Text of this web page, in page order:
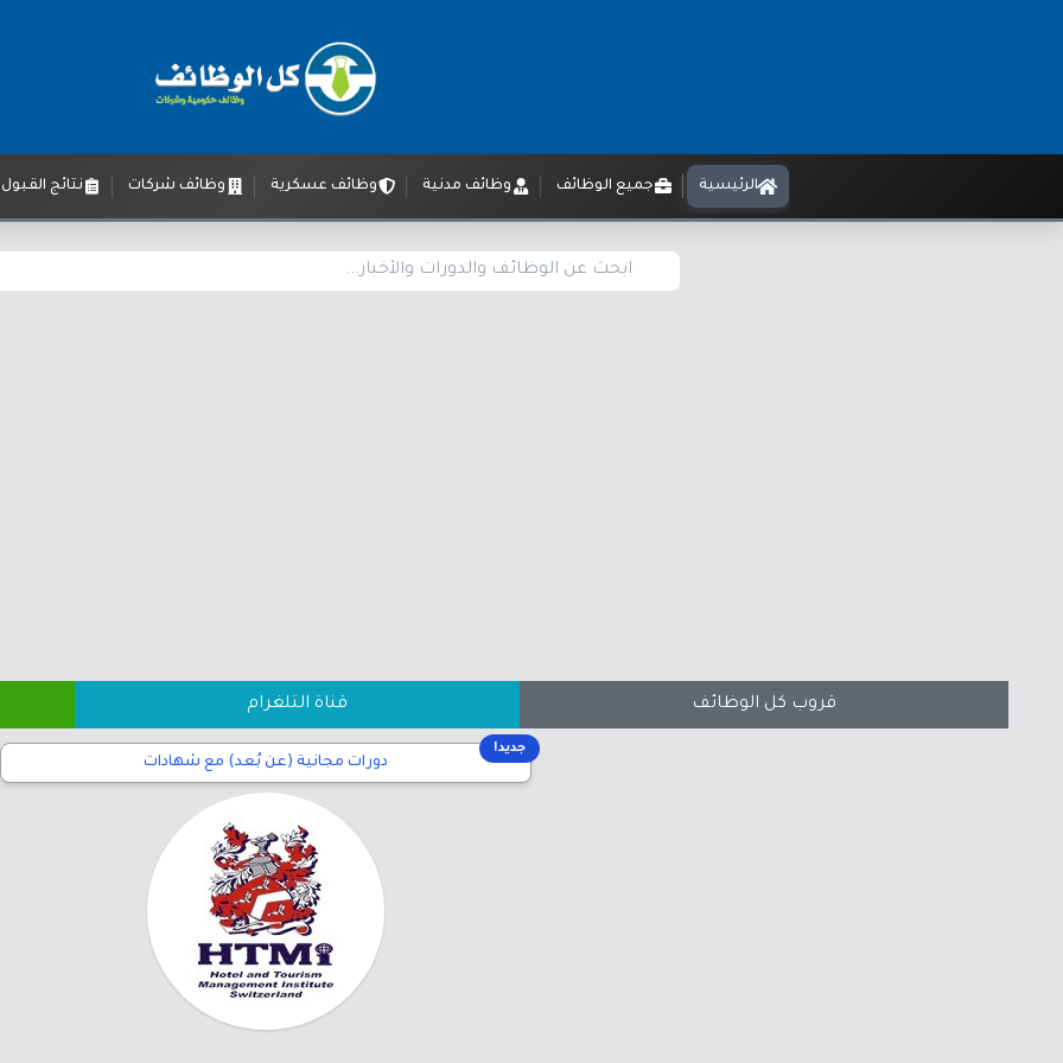
الرئيسية جميع الوظائف وظائف مدنية وظائف عسكرية وظائف شركات نتائج القبول
قروب كل الوظائف قناة التلغرام
جديد!
دورات مجانية (عن بُعد) مع شهادات